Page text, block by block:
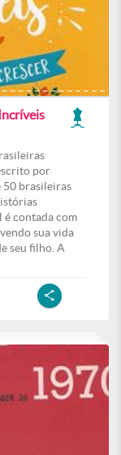
por
50 brasileiras
contada com
sua vida
seu filho. A